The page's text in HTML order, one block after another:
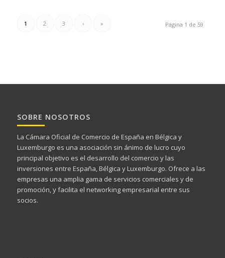
Página 1 de 59
1 2 3 › »
SOBRE NOSOTROS
La Cámara Oficial de Comercio de España en Bélgica y
Luxemburgo es una asociación sin ánimo de lucro cuyo
principal objetivo es el desarrollo del comercio y las
inversiones entre España, Bélgica y Luxemburgo. Ofrece a las
empresas una amplia gama de servicios comerciales y de
promoción, y facilita el networking empresarial entre sus
socios.